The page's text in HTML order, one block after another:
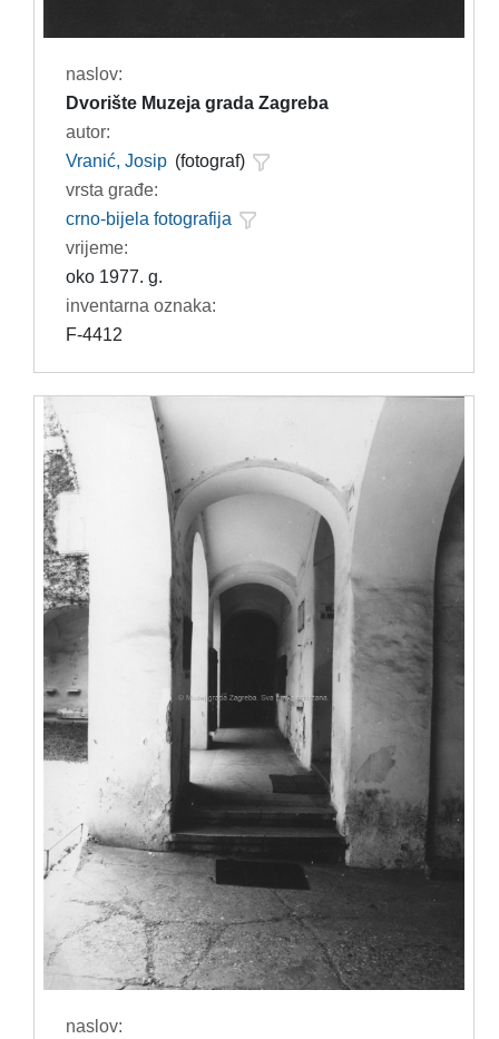
naslov:
Dvorište Muzeja grada Zagreba
autor:
Vranić, Josip (fotograf)
vrsta građe:
crno-bijela fotografija
vrijeme:
oko 1977. g.
inventarna oznaka:
F-4412
naslov: